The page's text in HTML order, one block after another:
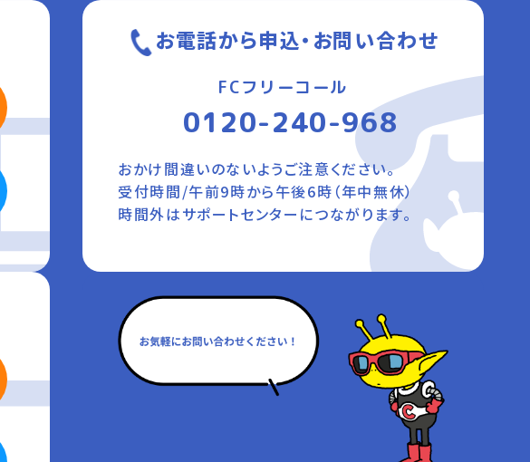
お電話から申込・お問い合わせ
FCフリーコール
0120-240-968
おかけ間違いのないようご注意ください。
受付時間/午前9時から午後6時（年中無休）
時間外はサポートセンターにつながります。